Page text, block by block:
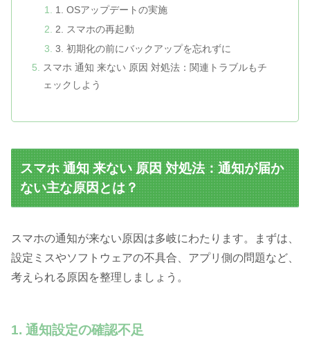
1. OSアップデートの実施
2. スマホの再起動
3. 初期化の前にバックアップを忘れずに
スマホ 通知 来ない 原因 対処法：関連トラブルもチ
ェックしよう
スマホ 通知 来ない 原因 対処法：通知が届か
ない主な原因とは？
スマホの通知が来ない原因は多岐にわたります。まずは、
設定ミスやソフトウェアの不具合、アプリ側の問題など、
考えられる原因を整理しましょう。
1. 通知設定の確認不足